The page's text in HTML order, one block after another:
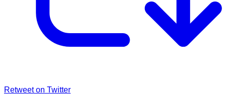
Retweet on Twitter